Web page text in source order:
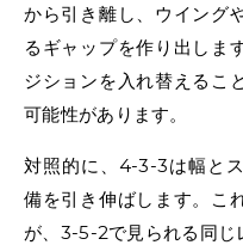
から引き離し、ウイング
るギャップを作り出しま
ジションを入れ替えるこ
可能性があります。
対照的に、4-3-3は幅と
備を引き伸ばします。こ
が、3-5-2で見られる同じ